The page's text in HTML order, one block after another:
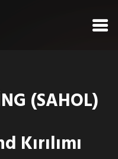
(SAHOL)
Kırılımı